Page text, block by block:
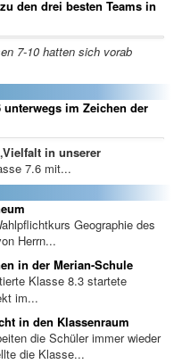
den drei besten Teams in
7-10 hatten sich vorab
im Zeichen der
in unserer
7.6 mit...
Geographie des
Herrn...
in der Merian-Schule
Klasse 8.3 startete
im...
in den Klassenraum
die Schüler immer wieder
die Klasse...